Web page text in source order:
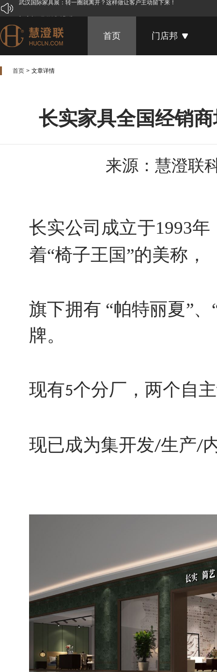
一位家具店主的自白
3月家具展谢幕，这些事实你可能还不知道
长实家具全国经销商培训会，合作伙伴“门店邦”压轴助力！
马云的无人超市要革谁的命？
卖家具，客户为什么总说再考虑考虑！
第38届国际名家具展，“门店邦”火热绽放
【慧澄联】当南宋邂逅现代，极简新中式漾出人间天堂
集优居品部分产品图册
家居跨界联合整体解决方案系统，让工厂生意做的更好
“华意空间”携手“门店邦”：家居行业如何运营才能赚钱？
门店橱窗设计，看看LV、爱马仕、普拉达
首页 门店邦
首页 文章详情
长实家具全国经销
来源：慧澄联
长实公司成立于1993
着“椅子王国”的美称，
旗下拥有 “帕特丽夏”
牌。
现有5个分厂，两个自
现已成为集开发/生产/